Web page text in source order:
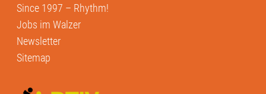
Since 1997 – Rhythm!
Jobs im Walzer
Newsletter
Sitemap